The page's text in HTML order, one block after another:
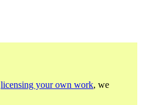
licensing your own work, we